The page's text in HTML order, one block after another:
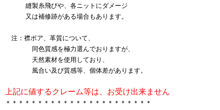
縫製糸飛びや、各ニットにダメージ
又は補修跡がある場合もあります。
注：襟ボア、革質について、
同色質感を極力選んでおりますが、
天然素材を使用しており、
風合い及び質感等、個体差があります。
上記に値するクレーム等は、お受け出来ません
＊＊＊＊＊＊＊＊＊＊＊＊＊＊＊＊＊＊＊＊＊＊＊